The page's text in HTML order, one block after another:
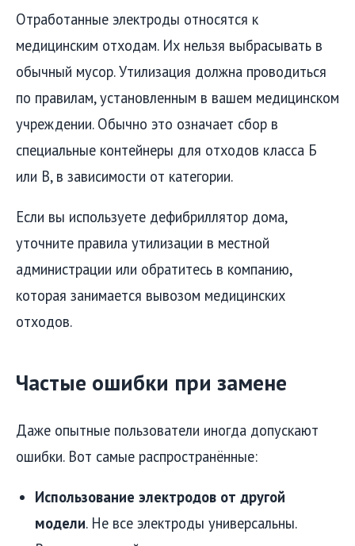
Отработанные электроды относятся к
медицинским отходам. Их нельзя выбрасывать в
обычный мусор. Утилизация должна проводиться
по правилам, установленным в вашем медицинском
учреждении. Обычно это означает сбор в
специальные контейнеры для отходов класса Б
или В, в зависимости от категории.
Если вы используете дефибриллятор дома,
уточните правила утилизации в местной
администрации или обратитесь в компанию,
которая занимается вывозом медицинских
отходов.
Частые ошибки при замене
Даже опытные пользователи иногда допускают
ошибки. Вот самые распространённые:
Использование электродов от другой
модели. Не все электроды универсальны.